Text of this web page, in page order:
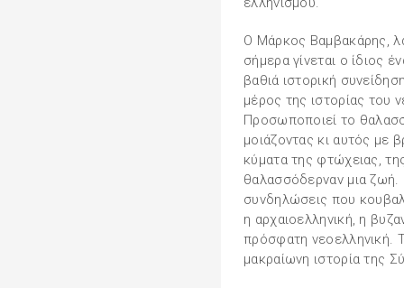
Ο Μάρκος Βαμβακάρης,
σήμερα γίνεται ο ίδιος
βαθιά ιστορική
μέρος της ιστορίας του
Προσωποποιεί το
μοιάζοντας κι αυτός με
κύματα της φτώχειας,
θαλασσόδερναν μια
συνδηλώσεις που
η αρχαιοελληνική, η
πρόσφατη νεοελληνική.
μακραίωνη ιστορία της